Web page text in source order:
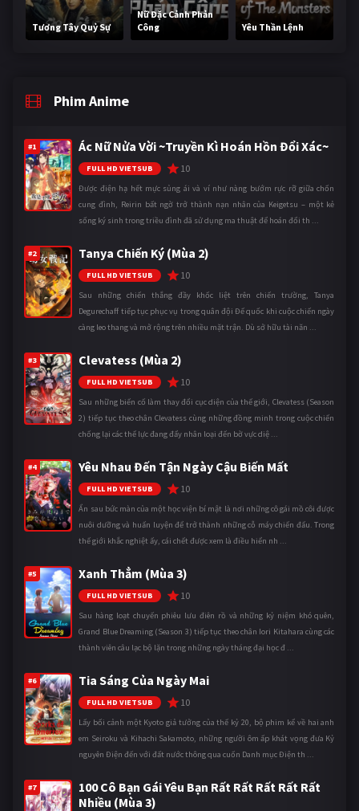
Tương Tây Quỷ Sự
Nữ Đặc Cảnh Phản
Công
Yêu Thần Lệnh
Phim Anime
#1 Ác Nữ Nửa Vời ~Truyền Kì Hoán Hồn Đổi Xác~
FULL HD VIETSUB 10
Được điện hạ hết mực sủng ái và ví như nàng bướm rực rỡ giữa chốn
cung đình, Reirin bất ngờ trở thành nạn nhân của Keigetsu – một kẻ
sống ký sinh trong triều đình đã sử dụng ma thuật để hoán đổi th ...
#2 Tanya Chiến Ký (Mùa 2)
FULL HD VIETSUB 10
Sau những chiến thắng đầy khốc liệt trên chiến trường, Tanya
Degurechaff tiếp tục phục vụ trong quân đội Đế quốc khi cuộc chiến ngày
càng leo thang và mở rộng trên nhiều mặt trận. Dù sở hữu tài năn ...
#3 Clevatess (Mùa 2)
FULL HD VIETSUB 10
Sau những biến cố làm thay đổi cục diện của thế giới, Clevatess (Season
2) tiếp tục theo chân Clevatess cùng những đồng minh trong cuộc chiến
chống lại các thế lực đang đẩy nhân loại đến bờ vực diệ ...
#4 Yêu Nhau Đến Tận Ngày Cậu Biến Mất
FULL HD VIETSUB 10
Ẩn sau bức màn của một học viện bí mật là nơi những cô gái mồ côi được
nuôi dưỡng và huấn luyện để trở thành những cỗ máy chiến đấu. Trong
thế giới khắc nghiệt ấy, cái chết được xem là điều hiển nh ...
#5 Xanh Thẳm (Mùa 3)
FULL HD VIETSUB 10
Sau hàng loạt chuyến phiêu lưu điên rồ và những kỷ niệm khó quên,
Grand Blue Dreaming (Season 3) tiếp tục theo chân Iori Kitahara cùng các
thành viên câu lạc bộ lặn trong những ngày tháng đại học đ ...
#6 Tia Sáng Của Ngày Mai
FULL HD VIETSUB 10
Lấy bối cảnh một Kyoto giả tưởng của thế kỷ 20, bộ phim kể về hai anh
em Seiroku và Kihachi Sakamoto, những người ôm ấp khát vọng đưa Kỷ
nguyên Điện đến với đất nước thông qua cuốn Danh mục Điện th ...
#7
100 Cô Bạn Gái Yêu Bạn Rất Rất Rất Rất Rất
Nhiều (Mùa 3)